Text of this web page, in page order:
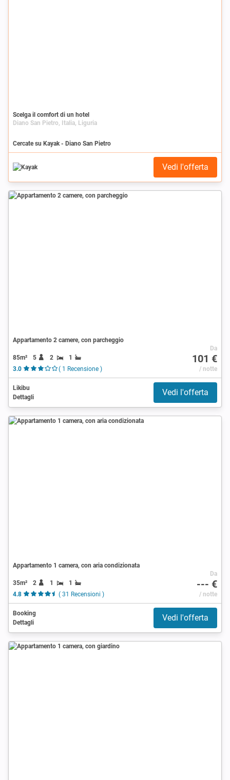
Scelga il comfort di un hotel
Diano San Pietro, Italia, Liguria
Cercate su Kayak - Diano San Pietro
Vedi l'offerta
Appartamento 2 camere, con parcheggio
85m² 5 2
1
3.0
( 1 Recensione )
Da
101 €
/ notte
Likibu
Dettagli
Vedi l'offerta
Appartamento 1 camera, con aria condizionata
35m² 2 1
1
4.8
( 31 Recensioni )
Da
--- €
/ notte
Booking
Dettagli
Vedi l'offerta